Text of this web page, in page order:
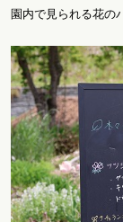
園内で見られる花の